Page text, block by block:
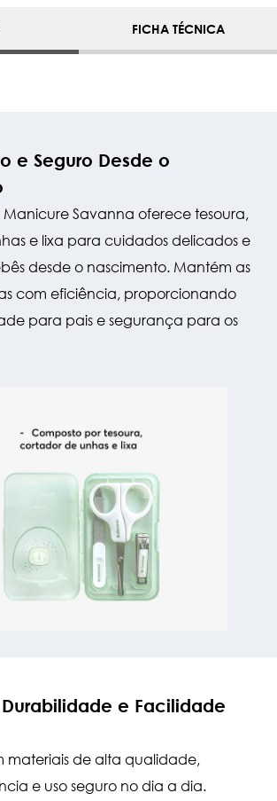
FICHA TÉCNICA
e Seguro Desde o
Savanna oferece tesoura,
e lixa para cuidados delicados e
desde o nascimento. Mantém as
com eficiência, proporcionando
para pais e segurança para os
e Facilidade
materiais de alta qualidade,
e uso seguro no dia a dia.